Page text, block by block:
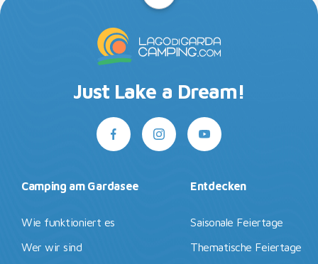
Just Lake a Dream!
Camping am Gardasee
Wie funktioniert es
Wer wir sind
Entdecken
Saisonale Feiertage
Thematische Feiertage